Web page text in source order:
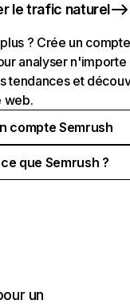
le trafic naturel
? Crée un compte
analyser n'importe
tendances et
web.
compte Semrush
que Semrush ?
un